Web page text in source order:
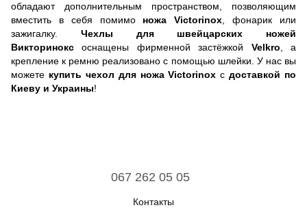
обладают дополнительным пространством, позволяющим
вместить в себя помимо ножа Victorinox , фонарик или
зажигалку. Чехлы для швейцарских ножей
Викторинокс оснащены фирменной застёжкой Velkro , а
крепление к ремню реализовано с помощью шлейки. У нас вы
можете купить чехол для ножа Victorinox сдоставкой по
Киеву и Украины!
067 262 05 05
Контакты